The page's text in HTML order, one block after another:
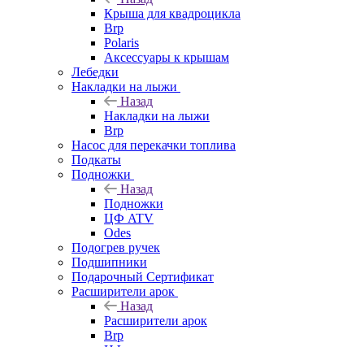
Крыша для квадроцикла
Brp
Polaris
Аксессуары к крышам
Лебедки
Накладки на лыжи
Назад
Накладки на лыжи
Brp
Насос для перекачки топлива
Подкаты
Подножки
Назад
Подножки
ЦФ ATV
Odes
Подогрев ручек
Подшипники
Подарочный Сертификат
Расширители арок
Назад
Расширители арок
Brp